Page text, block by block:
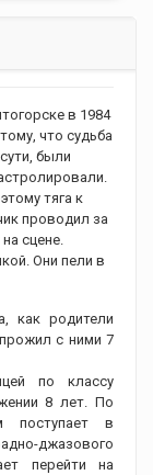
в 1984
что судьба
были
тяга к
проводил за
сцене.
Они пели в
как родители
с ними 7
по классу
8 лет. По
поступает в
джазового
перейти на